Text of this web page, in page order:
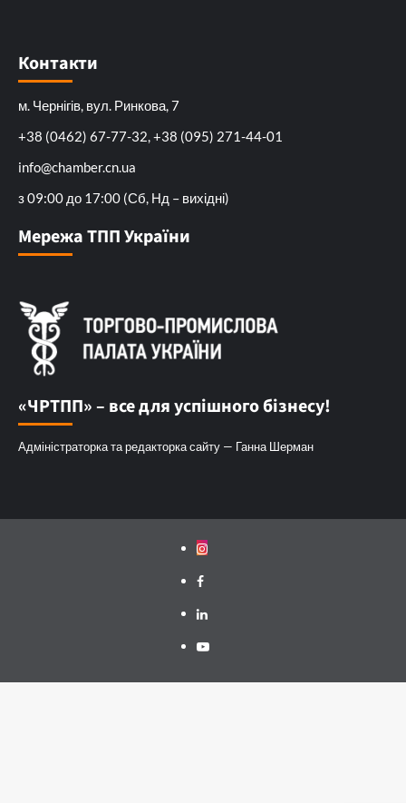
Контакти
м. Чернігів, вул. Ринкова, 7
+38 (0462) 67-77-32, +38 (095) 271-44-01
info@chamber.cn.ua
з 09:00 до 17:00 (Сб, Нд – вихідні)
Мережа ТПП України
«ЧРТПП» – все для успішного бізнесу!
Адміністраторка та редакторка сайту — Ганна Шерман